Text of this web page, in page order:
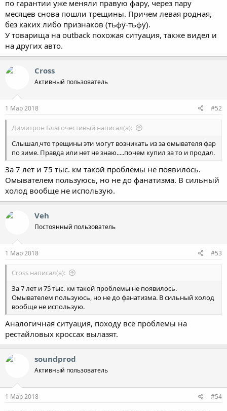
по гарантии уже меняли правую фару, через пару
месяцев снова пошли трещины. Причем левая родная,
без каких либо признаков (тьфу-тьфу).
У товарища на outback похожая ситуация, также видел и
на других авто.
Cross
Активный пользователь
1 Мар 2018 #52
Димитрон Благочестивый написал(а):
Слышал,что трещины эти могут возникать из за омывателя фар
по зиме. Правда или нет не знаю.....почем купил за то и продал.
За 7 лет и 75 тыс. км такой проблемы не появилось.
Омывателем пользуюсь, но не до фанатизма. В сильный
холод вообще не использую.
Veh
Постоянный пользователь
1 Мар 2018 #53
Cross написал(а):
За 7 лет и 75 тыс. км такой проблемы не появилось.
Омывателем пользуюсь, но не до фанатизма. В сильный холод
вообще не использую.
Аналогичная ситуация, походу все проблемы на
рестайловых кроссах вылазят.
soundprod
Активный пользователь
1 Мар 2018 #54